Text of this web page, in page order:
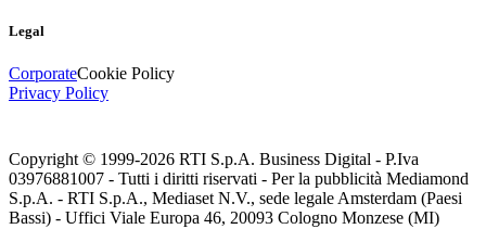
Legal
CorporateCookie Policy
Privacy Policy
Copyright © 1999-2026 RTI S.p.A. Business Digital - P.Iva
03976881007 - Tutti i diritti riservati - Per la pubblicità Mediamond
S.p.A. - RTI S.p.A., Mediaset N.V., sede legale Amsterdam (Paesi
Bassi) - Uffici Viale Europa 46, 20093 Cologno Monzese (MI)